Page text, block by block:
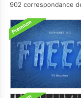
902 correspondance